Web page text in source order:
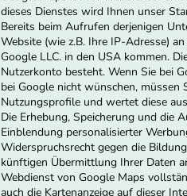
dieses Dienstes wird Ihnen unser
Bereits beim Aufrufen derjenigen
Website (wie z.B. Ihre IP-Adresse)
Google LLC. in den USA kommen.
Nutzerkonto besteht. Wenn Sie bei
bei Google nicht wünschen,
Nutzungsprofile und wertet diese
Die Erhebung, Speicherung und die
Einblendung personalisierter
Widerspruchsrecht gegen die
künftigen Übermittlung Ihrer Daten
Webdienst von Google Maps
auch die Kartenanzeige auf dieser